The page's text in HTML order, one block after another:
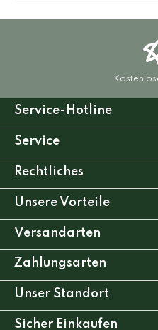
Service-Hotline
Service
Rechtliches
Unsere Vorteile
Versandarten
Zahlungsarten
Unser Standort
Sicher Einkaufen